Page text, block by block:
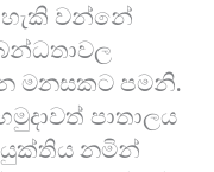
වන්නේ
මනසකට පමනි.
පාතාලය
යුක්තිය නමින්